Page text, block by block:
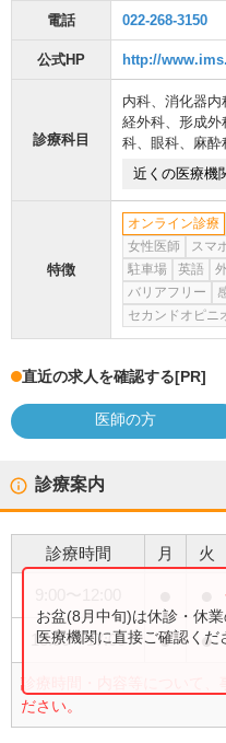
電話 022-268-3150
公式HP http://
診療科目
内科、 消化器内
経外科、 形成外
科、 眼科、 麻酔
近くの医療機
特徴
オンライン診療
女性医師
スマ
駐車場
英語
バリアフリー
セカンドオピニ
直近の求人を確認する[PR]
医師の方
診療案内
診療時間 月 火
13:30〜17:00 ● ●
診療時間・内容等について、
ださい。
お盆(8月中旬)は休診・休
医療機関に直接ご確認くだ